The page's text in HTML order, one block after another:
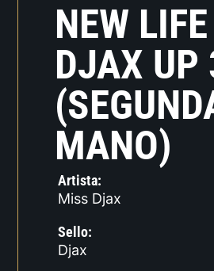
NEW
DJAX UP
MANO)
Artista:
Miss Djax
Sello:
Djax